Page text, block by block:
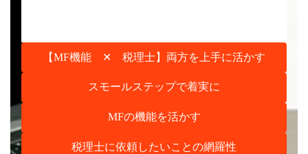
【MF機能 ✕ 税理士】両方を上手に活かす
スモールステップで着実に
MFの機能を活かす
税理士に依頼したいことの網羅性